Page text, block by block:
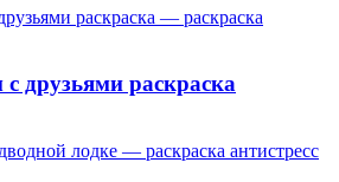
друзьями раскраска